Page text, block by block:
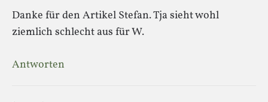
Danke für den Artikel Stefan. Tja sieht wohl
ziemlich schlecht aus für W.
Antworten